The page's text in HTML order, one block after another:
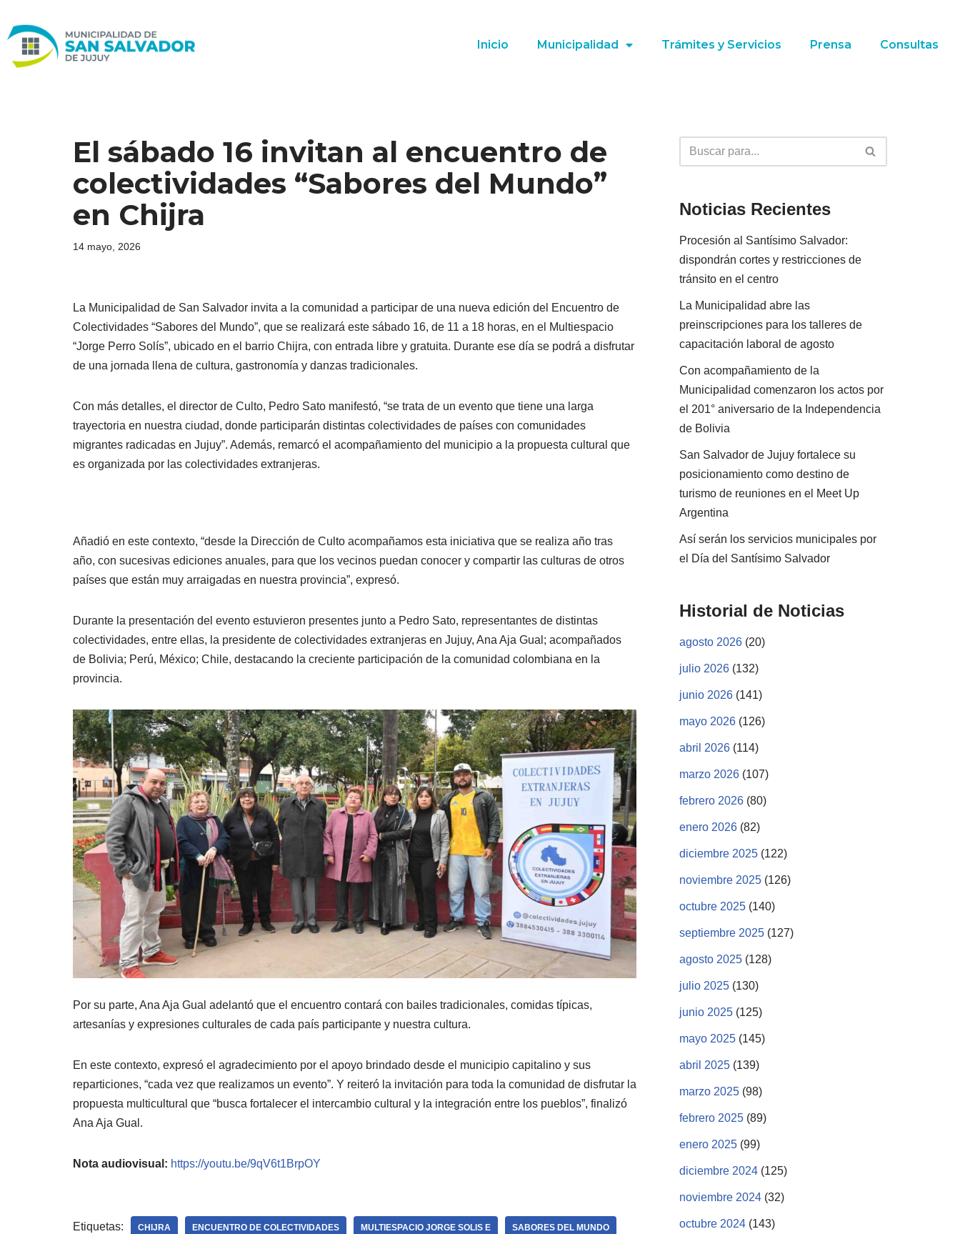
Ir
al
Inicio Municipalidad Trámites y Servicios Prensa Consultas
El sábado 16 invitan al encuentro de
colectividades “Sabores del Mundo”
en Chijra
14 mayo, 2026
La Municipalidad de San Salvador invita a la comunidad a participar de una nueva edición del Encuentro de
Colectividades “Sabores del Mundo”, que se realizará este sábado 16, de 11 a 18 horas, en el Multiespacio
“Jorge Perro Solís”, ubicado en el barrio Chijra, con entrada libre y gratuita. Durante ese día se podrá a disfrutar
de una jornada llena de cultura, gastronomía y danzas tradicionales.
Con más detalles, el director de Culto, Pedro Sato manifestó, “se trata de un evento que tiene una larga
trayectoria en nuestra ciudad, donde participarán distintas colectividades de países con comunidades
migrantes radicadas en Jujuy”. Además, remarcó el acompañamiento del municipio a la propuesta cultural que
es organizada por las colectividades extranjeras.
Añadió en este contexto, “desde la Dirección de Culto acompañamos esta iniciativa que se realiza año tras
año, con sucesivas ediciones anuales, para que los vecinos puedan conocer y compartir las culturas de otros
países que están muy arraigadas en nuestra provincia”, expresó.
Durante la presentación del evento estuvieron presentes junto a Pedro Sato, representantes de distintas
colectividades, entre ellas, la presidente de colectividades extranjeras en Jujuy, Ana Aja Gual; acompañados
de Bolivia; Perú, México; Chile, destacando la creciente participación de la comunidad colombiana en la
provincia.
Por su parte, Ana Aja Gual adelantó que el encuentro contará con bailes tradicionales, comidas típicas,
artesanías y expresiones culturales de cada país participante y nuestra cultura.
En este contexto, expresó el agradecimiento por el apoyo brindado desde el municipio capitalino y sus
reparticiones, “cada vez que realizamos un evento”. Y reiteró la invitación para toda la comunidad de disfrutar la
propuesta multicultural que “busca fortalecer el intercambio cultural y la integración entre los pueblos”, finalizó
Ana Aja Gual.
Nota audiovisual: https://youtu.be/9qV6t1BrpOY
Etiquetas: CHIJRA ENCUENTRO DE COLECTIVIDADES MULTIESPACIO JORGE SOLIS E SABORES DEL MUNDO
Noticias Recientes
Procesión al Santísimo Salvador:
dispondrán cortes y restricciones de
tránsito en el centro
La Municipalidad abre las
preinscripciones para los talleres de
capacitación laboral de agosto
Con acompañamiento de la
Municipalidad comenzaron los actos por
el 201° aniversario de la Independencia
de Bolivia
San Salvador de Jujuy fortalece su
posicionamiento como destino de
turismo de reuniones en el Meet Up
Argentina
Así serán los servicios municipales por
el Día del Santísimo Salvador
Historial de Noticias
agosto 2026 (20)
julio 2026 (132)
junio 2026 (141)
mayo 2026 (126)
abril 2026 (114)
marzo 2026 (107)
febrero 2026 (80)
enero 2026 (82)
diciembre 2025 (122)
noviembre 2025 (126)
octubre 2025 (140)
septiembre 2025 (127)
agosto 2025 (128)
julio 2025 (130)
junio 2025 (125)
mayo 2025 (145)
abril 2025 (139)
marzo 2025 (98)
febrero 2025 (89)
enero 2025 (99)
diciembre 2024 (125)
noviembre 2024 (32)
octubre 2024 (143)